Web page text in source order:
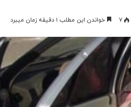
۷ خواندن این مطلب ۱ دقیقه زمان میبرد